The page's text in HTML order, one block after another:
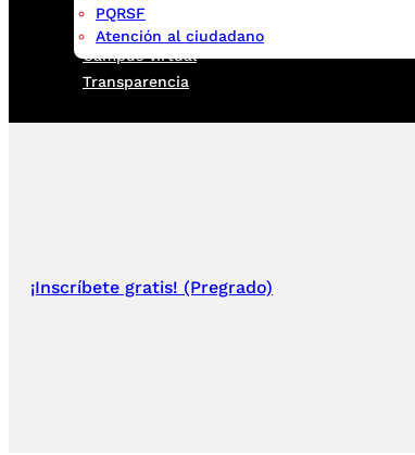
PQRSF
Atención al ciudadano
Campus virtual
Transparencia
¡Inscríbete gratis! (Pregrado)